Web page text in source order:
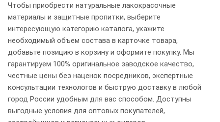
Чтобы приобрести натуральные лакокрасочные
материалы и защитные пропитки, выберите
интересующую категорию каталога, укажите
необходимый объем состава в карточке товара,
добавьте позицию в корзину и оформите покупку. Мы
гарантируем 100% оригинальное заводское качество,
честные цены без наценок посредников, экспертные
консультации технологов и быструю доставку в любой
город России удобным для вас способом. Доступны
выгодные условия для оптовых покупателей,